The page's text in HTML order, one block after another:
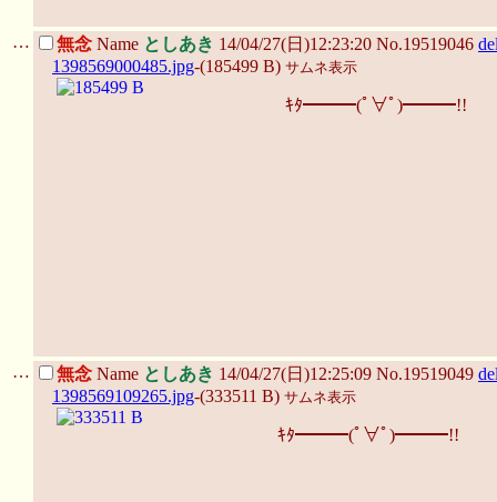
… 無念 Name としあき 14/04/27(日)12:23:20 No.19519046
1398569000485.jpg-(185499 B) サムネ表示
ｷﾀ━━━(ﾟ∀ﾟ)━━━!!
… 無念 Name としあき 14/04/27(日)12:25:09 No.19519049
1398569109265.jpg-(333511 B) サムネ表示
ｷﾀ━━━(ﾟ∀ﾟ)━━━!!